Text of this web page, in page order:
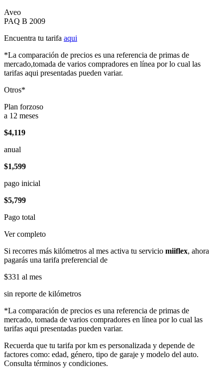
Aveo
PAQ B 2009
Encuentra tu tarifa aqui
*La comparación de precios es una referencia de primas de
mercado,tomada de varios compradores en línea por lo cual las
tarifas aqui presentadas pueden variar.
Otros*
Plan forzoso
a 12 meses
$4,119
anual
$1,599
pago inicial
$5,799
Pago total
Ver completo
Si recorres más kilómetros al mes activa tu servicio miiflex, ahora
pagarás una tarifa preferencial de
$331 al mes
sin reporte de kilómetros
*La comparación de precios es una referencia de primas de
mercado, tomada de varios compradores en línea por lo cual las
tarifas aqui presentadas pueden variar.
Recuerda que tu tarifa por km es personalizada y depende de
factores como: edad, género, tipo de garaje y modelo del auto.
Consulta términos y condiciones.